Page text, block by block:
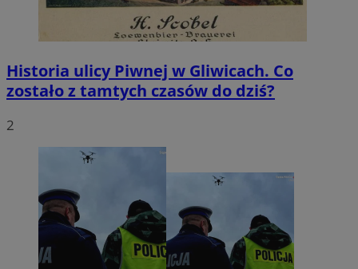
Historia ulicy Piwnej w Gliwicach. Co
zostało z tamtych czasów do dziś?
2